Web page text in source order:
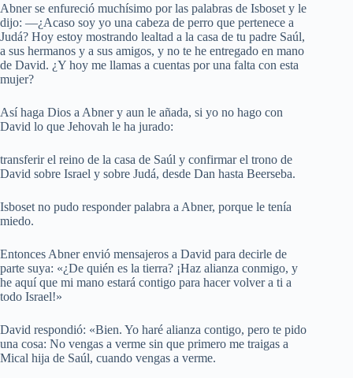
Abner se enfureció muchísimo por las palabras de Isboset y le
dijo: —¿Acaso soy yo una cabeza de perro que pertenece a
Judá? Hoy estoy mostrando lealtad a la casa de tu padre Saúl,
a sus hermanos y a sus amigos, y no te he entregado en mano
de David. ¿Y hoy me llamas a cuentas por una falta con esta
mujer?
Así haga Dios a Abner y aun le añada, si yo no hago con
David lo que Jehovah le ha jurado:
transferir el reino de la casa de Saúl y confirmar el trono de
David sobre Israel y sobre Judá, desde Dan hasta Beerseba.
Isboset no pudo responder palabra a Abner, porque le tenía
miedo.
Entonces Abner envió mensajeros a David para decirle de
parte suya: «¿De quién es la tierra? ¡Haz alianza conmigo, y
he aquí que mi mano estará contigo para hacer volver a ti a
todo Israel!»
David respondió: «Bien. Yo haré alianza contigo, pero te pido
una cosa: No vengas a verme sin que primero me traigas a
Mical hija de Saúl, cuando vengas a verme.